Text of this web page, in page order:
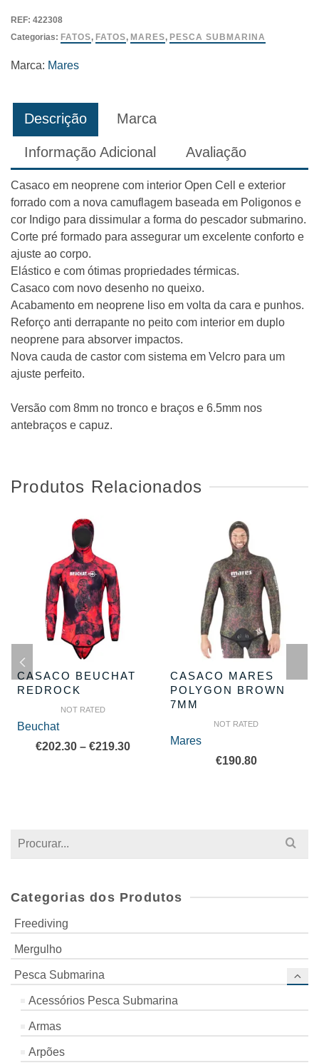
REF: 422308
Categorias: FATOS, FATOS, MARES, PESCA SUBMARINA
Marca: Mares
Descrição Marca
Informação Adicional Avaliação
Casaco em neoprene com interior Open Cell e exterior
forrado com a nova camuflagem baseada em Poligonos e
cor Indigo para dissimular a forma do pescador submarino.
Corte pré formado para assegurar um excelente conforto e
ajuste ao corpo.
Elástico e com ótimas propriedades térmicas.
Casaco com novo desenho no queixo.
Acabamento em neoprene liso em volta da cara e punhos.
Reforço anti derrapante no peito com interior em duplo
neoprene para absorver impactos.
Nova cauda de castor com sistema em Velcro para um
ajuste perfeito.
Versão com 8mm no tronco e braços e 6.5mm nos
antebraços e capuz.
Produtos Relacionados
CASACO BEUCHAT
REDROCK
NOT RATED
Beuchat
€202.30 – €219.30Price
CASACO MARES
POLYGON BROWN
7MM
NOT RATED
Mares
€190.80
Search
Categorias dos Produtos
Freediving
Mergulho
Pesca Submarina
Acessórios Pesca Submarina
Armas
Arpões